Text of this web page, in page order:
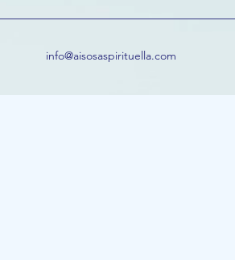
info@aisosaspirituella.com